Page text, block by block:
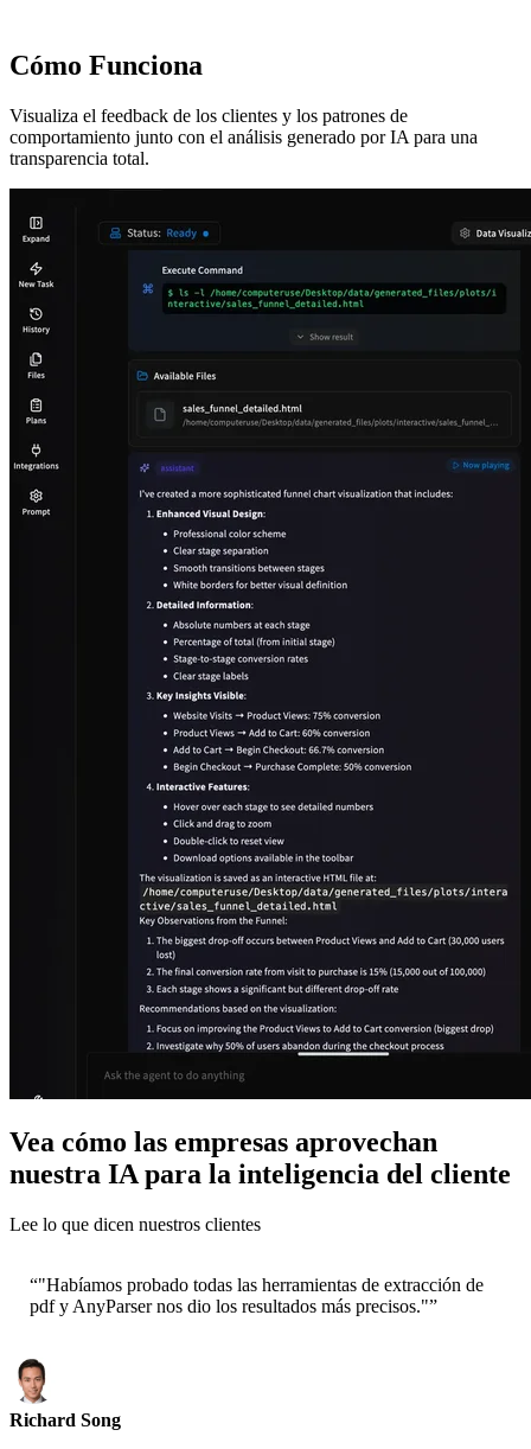
Cómo Funciona
Visualiza el feedback de los clientes y los patrones de
comportamiento junto con el análisis generado por IA para una
transparencia total.
Vea cómo las empresas aprovechan
nuestra IA para la inteligencia del cliente
Lee lo que dicen nuestros clientes
“"Habíamos probado todas las herramientas de extracción de
pdf y AnyParser nos dio los resultados más precisos."”
Richard Song